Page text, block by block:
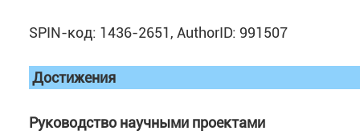
SPIN-код: 1436-2651, AuthorID: 991507
Достижения
Руководство научными проектами